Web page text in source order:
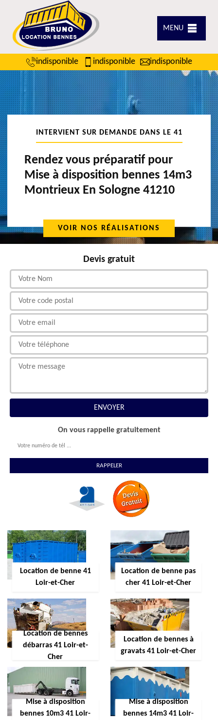
MENU
indisponible indisponible indisponible
INTERVIENT SUR DEMANDE DANS LE 41
Rendez vous préparatif pour
Mise à disposition bennes 14m3
Montrieux En Sologne 41210
VOIR NOS RÉALISATIONS
Devis gratuit
On vous rappelle gratuitement
Location de benne 41
Loir-et-Cher
Location de benne pas
cher 41 Loir-et-Cher
Location de bennes
débarras 41 Loir-et-
Cher
Location de bennes à
gravats 41 Loir-et-Cher
Mise à disposition
bennes 10m3 41 Loir-
Mise à disposition
bennes 14m3 41 Loir-